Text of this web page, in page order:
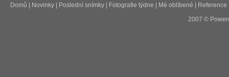
Domů Novinky| Poslední snímky| Fotografie týdne Mé oblíbené Reference
2007 ©